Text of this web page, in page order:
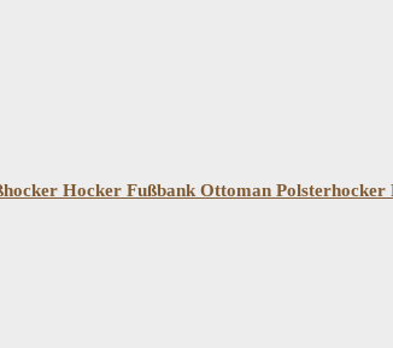
Hocker Fußbank Ottoman